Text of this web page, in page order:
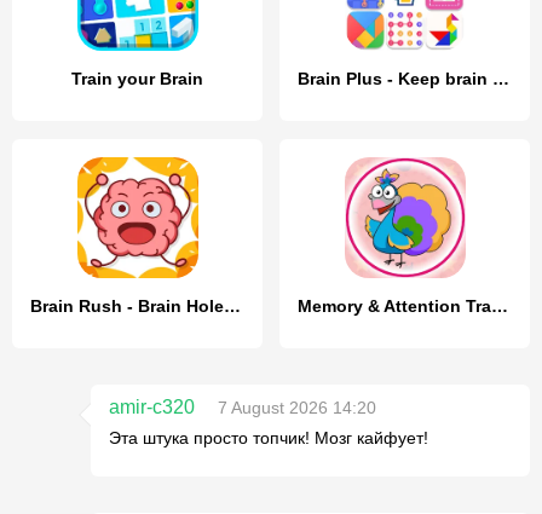
Train your Brain Brain Plus - Keep brain active
Brain Rush - Brain Hole Bang Memory & Attention Training
amir-c320
7 August 2026 14:20
Эта штука просто топчик! Мозг кайфует!